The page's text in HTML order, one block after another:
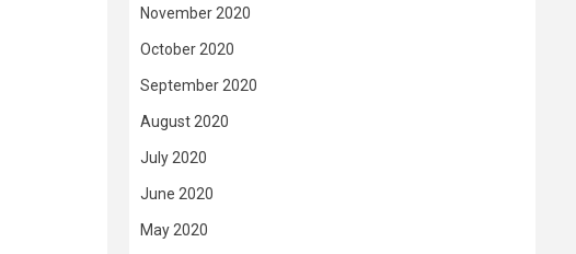
November 2020
October 2020
September 2020
August 2020
July 2020
June 2020
May 2020